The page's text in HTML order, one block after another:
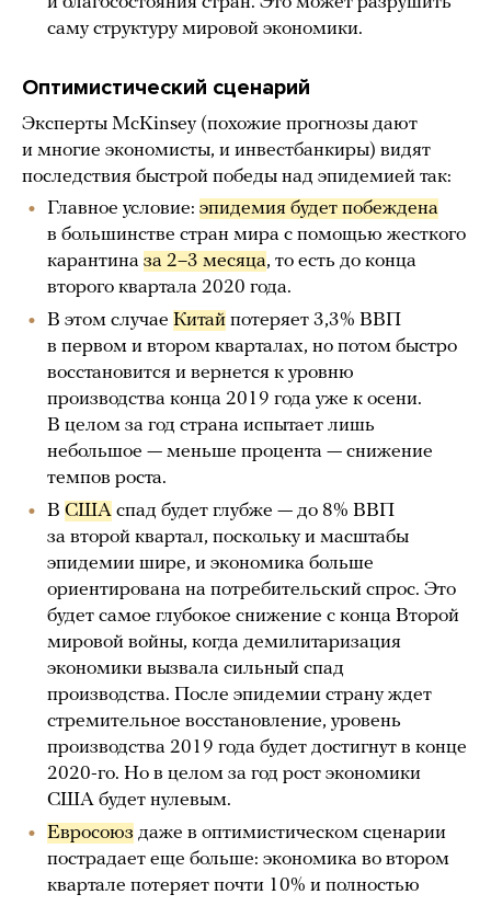
саму структуру мировой экономики.
Оптимистический сценарий
Эксперты McKinsey (похожие прогнозы дают
и многие экономисты, и инвестбанкиры) видят
последствия быстрой победы над эпидемией так:
Главное условие: эпидемия будет побеждена
в большинстве стран мира с помощью жесткого
карантина за 2–3 месяца, то есть до конца
второго квартала 2020 года.
В этом случае Китай потеряет 3,3% ВВП
в первом и втором кварталах, но потом быстро
восстановится и вернется к уровню
производства конца 2019 года уже к осени.
В целом за год страна испытает лишь
небольшое — меньше процента — снижение
темпов роста.
В США спад будет глубже — до 8% ВВП
за второй квартал, поскольку и масштабы
эпидемии шире, и экономика больше
ориентирована на потребительский спрос. Это
будет самое глубокое снижение с конца Второй
мировой войны, когда демилитаризация
экономики вызвала сильный спад
производства. После эпидемии страну ждет
стремительное восстановление, уровень
производства 2019 года будет достигнут в конце
2020-го. Но в целом за год рост экономики
США будет нулевым.
Евросоюз даже в оптимистическом сценарии
пострадает еще больше: экономика во втором
квартале потеряет почти 10% и полностью